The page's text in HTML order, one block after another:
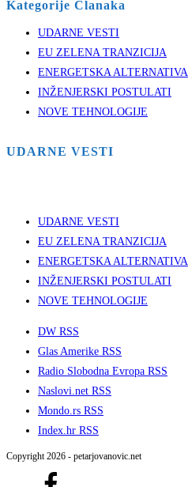
Kategorije Clanaka
UDARNE VESTI
EU ZELENA TRANZICIJA
ENERGETSKA ALTERNATIVA
INŽENJERSKI POSTULATI
NOVE TEHNOLOGIJE
UDARNE VESTI
UDARNE VESTI
EU ZELENA TRANZICIJA
ENERGETSKA ALTERNATIVA
INŽENJERSKI POSTULATI
NOVE TEHNOLOGIJE
DW RSS
Glas Amerike RSS
Radio Slobodna Evropa RSS
Naslovi.net RSS
Mondo.rs RSS
Index.hr RSS
Copyright 2026 - petarjovanovic.net